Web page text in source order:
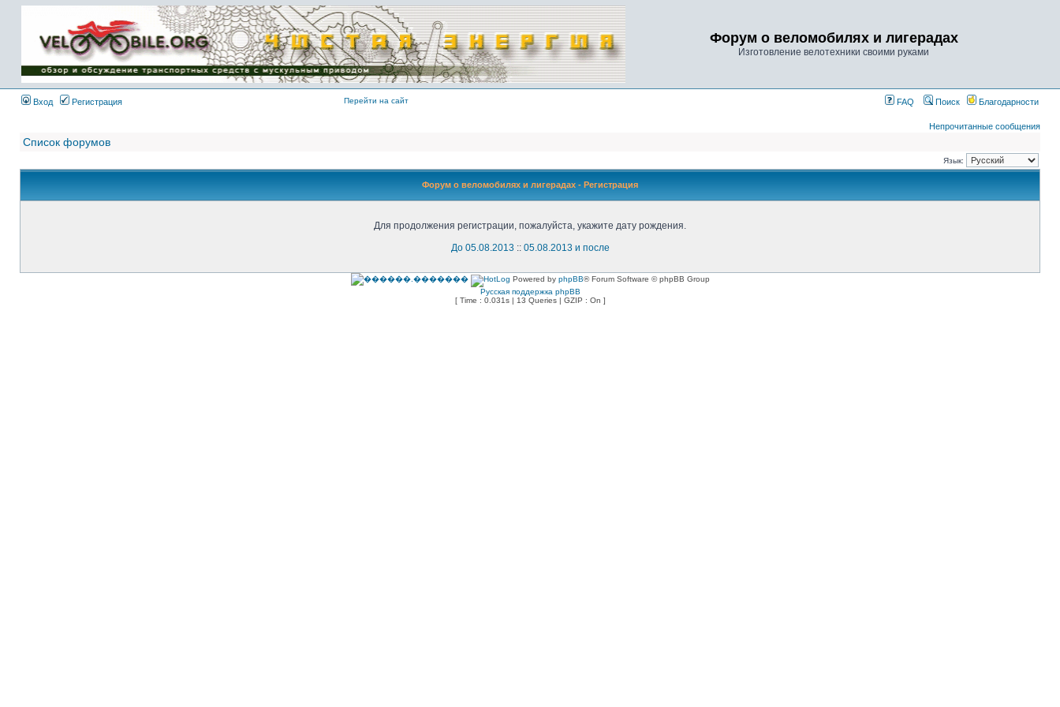
Имя пользователя:
Пароль:
{ LOG_ME_IN_SHORT
}
Форум о веломобилях и лигерадах
Изготовление велотехники своими руками
Вход Регистрация Перейти на сайт FAQ Поиск Благодарности
Непрочитанные сообщения
Список форумов
Язык:
Форум о веломобилях и лигерадах - Регистрация
Для продолжения регистрации, пожалуйста, укажите дату рождения.
До 05.08.2013 :: 05.08.2013 и после
Powered by phpBB® Forum Software © phpBB Group
Русская поддержка phpBB
[ Time : 0.031s | 13 Queries | GZIP : On ]